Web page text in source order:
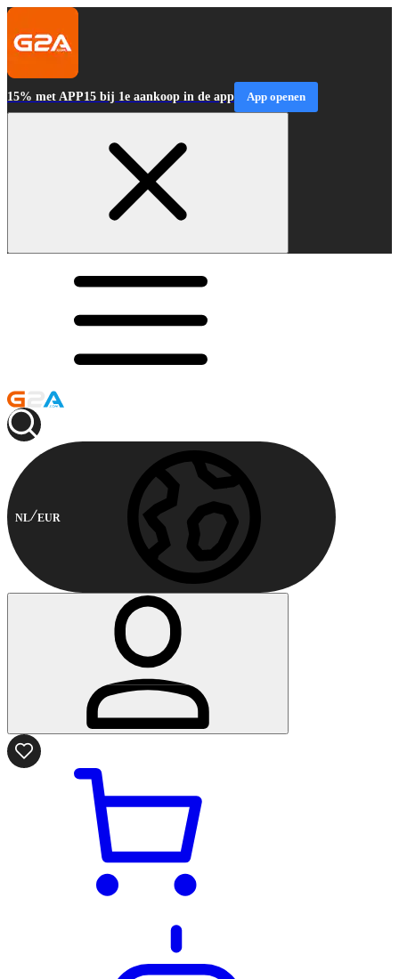
15% met APP15 bij 1e aankoop in de app App openen
NL EUR